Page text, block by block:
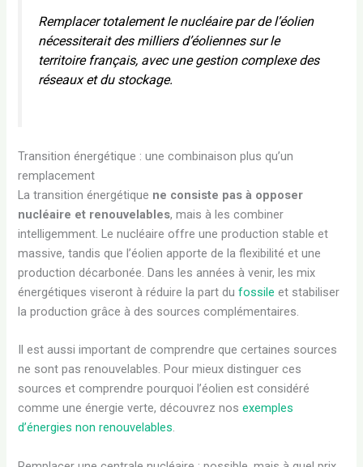
Remplacer totalement le nucléaire par de l’éolien
nécessiterait des milliers d’éoliennes sur le
territoire français, avec une gestion complexe des
réseaux et du stockage.
Transition énergétique : une combinaison plus qu’un
remplacement
La transition énergétique ne consiste pas à opposer
nucléaire et renouvelables, mais à les combiner
intelligemment. Le nucléaire offre une production stable et
massive, tandis que l’éolien apporte de la flexibilité et une
production décarbonée. Dans les années à venir, les mix
énergétiques viseront à réduire la part dufossile et stabiliser
la production grâce à des sources complémentaires.
Il est aussi important de comprendre que certaines sources
ne sont pas renouvelables. Pour mieux distinguer ces
sources et comprendre pourquoi l’éolien est considéré
comme une énergie verte, découvrez nosexemples
d’énergies non renouvelables.